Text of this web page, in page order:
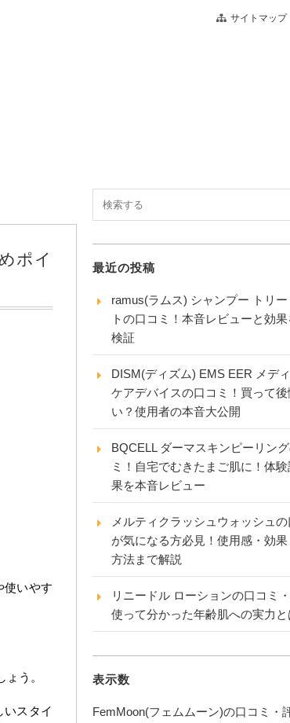
サイトマップ
ポイ
使いやす
う。
いスタイ
最近の投稿
ramus(ラムス) シャンプー トリー
トの口コミ！本音レビューと効
検証
DISM(ディズム) EMS EER メデ
ケアデバイスの口コミ！買って後
い？使用者の本音大公開
BQCELL ダーマスキンピーリン
ミ！自宅でむきたまご肌に！体
果を本音レビュー
メルティクラッシュウォッシュの
が気になる方必見！使用感・効果
方法まで解説
リニードル ローションの口コミ・
使って分かった年齢肌への実力と
表示数
FemMoon(フェムムーン)の口コミ・